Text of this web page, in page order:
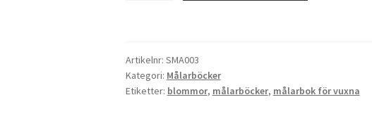
mängd
Artikelnr: SMA003
Kategori: Målarböcker
Etiketter: blommor, målarböcker, målarbok för vuxna